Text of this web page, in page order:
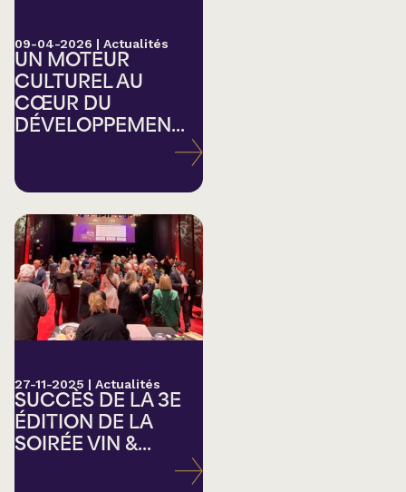
09-04-2026 | Actualités
UN MOTEUR
CULTUREL AU
CŒUR DU
DÉVELOPPEMEN...
27-11-2025 | Actualités
SUCCÈS DE LA 3E
ÉDITION DE LA
SOIRÉE VIN &...